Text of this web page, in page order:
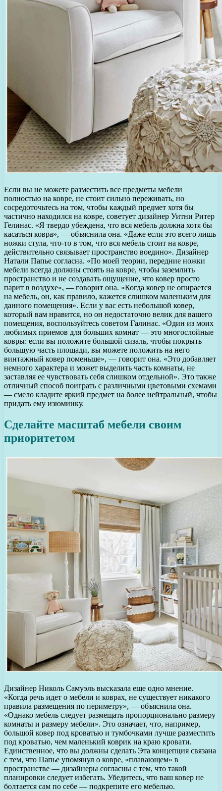
Если вы не можете разместить все предметы мебели
полностью на ковре, не стоит сильно переживать, но
сосредоточьтесь на том, чтобы каждый предмет хотя бы
частично находился на ковре, советует дизайнер Уитни Ритер
Гелинас. «Я твердо убеждена, что вся мебель должна хотя бы
касаться ковра», — объяснила она. «Даже если это всего лишь
ножки стула, что-то в том, что вся мебель стоит на ковре,
действительно связывает пространство воедино». Дизайнер
Натали Папье согласна. «По моей теории, передние ножки
мебели всегда должны стоять на ковре, чтобы заземлить
пространство и не создавать ощущение, что ковер просто
парит в воздухе», — говорит она. «Когда ковер не опирается
на мебель, он, как правило, кажется слишком маленьким для
данного помещения». Если у вас есть небольшой ковер,
который вам нравится, но он недостаточно велик для вашего
помещения, воспользуйтесь советом Галинас. «Один из моих
любимых приемов для больших комнат — это многослойные
ковры: если вы положите большой сизаль, чтобы покрыть
большую часть площади, вы можете положить на него
винтажный ковер поменьше», — говорит она. «Это добавляет
немного характера и может выделить часть комнаты, не
заставляя ее чувствовать себя слишком отдельной». Это также
отличный способ поиграть с различными цветовыми схемами
— смело кладите яркий предмет на более нейтральный, чтобы
придать ему изюминку.
Сделайте масштаб мебели своим
приоритетом
Дизайнер Николь Самуэль высказала еще одно мнение.
«Когда речь идет о мебели и коврах, не существует никакого
правила размещения по периметру», — объяснила она.
«Однако мебель следует размещать пропорционально размеру
комнаты и размеру мебели». Это означает, что, например,
большой ковер под кроватью и тумбочками лучше разместить
под кроватью, чем маленький коврик на краю кровати.
Единственное, что вы должны сделать Эта концепция связана
с тем, что Папье упомянул о ковре, «плавающем» в
пространстве — дизайнеры согласны с тем, что такой
планировки следует избегать. Убедитесь, что ваш ковер не
болтается сам по себе — подкрепите его мебелью.